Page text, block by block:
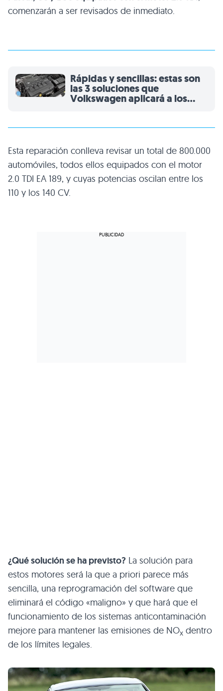
comenzarán a ser revisados de inmediato.
Rápidas y sencillas: estas son
las 3 soluciones que
Volkswagen aplicará a los
Esta reparación conlleva revisar un total de 800.000
automóviles, todos ellos equipados con el motor
2.0 TDI EA 189, y cuyas potencias oscilan entre los
110 y los 140 CV.
¿Qué solución se ha previsto? La solución para
estos motores será la que a priori parece más
sencilla, una reprogramación del software que
eliminará el código «maligno» y que hará que el
funcionamiento de los sistemas anticontaminación
mejore para mantener las emisiones de NOx dentro
de los límites legales.